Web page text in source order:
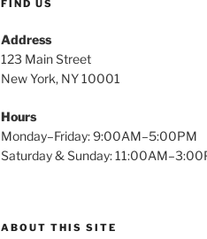
FIND US
Address
123 Main Street
New York, NY 10001
Hours
Monday–Friday: 9:00AM–5:00PM
Saturday & Sunday:
ABOUT THIS SITE